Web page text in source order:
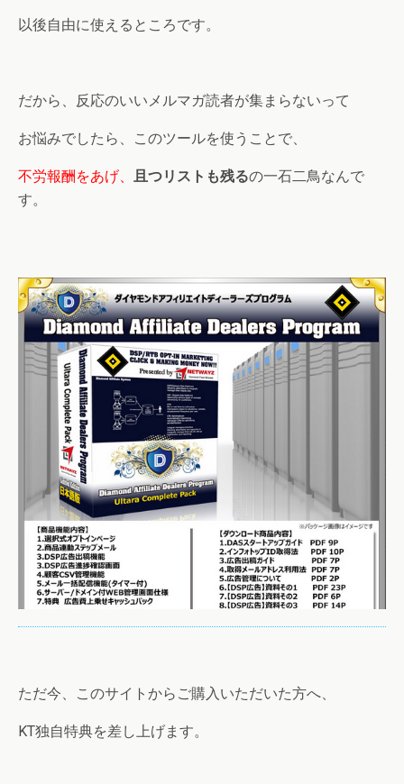
以後自由に使えるところです。
だから、反応のいいメルマガ読者が集まらないって
お悩みでしたら、このツールを使うことで、
不労報酬をあげ、 且つリストも残るの一石二鳥なんで
す。
ただ今、このサイトからご購入いただいた方へ、
KT独自特典を差し上げます。